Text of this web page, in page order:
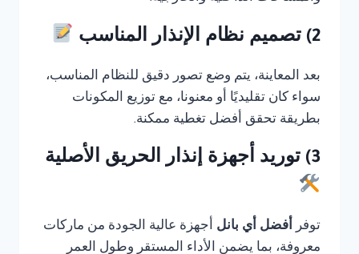
2) تصميم نظام الإنذار المناسب
بعد المعاينة، يتم وضع تصور دقيق للنظام المناسب،
سواء كان تقليديًا أو معنونا، مع توزيع المكونات
بطريقة تحقق أفضل تغطية ممكنة.
3) توريد أجهزة إنذار الحريق الأصلية
توفر أفضل أي بانل أجهزة عالية الجودة من ماركات
معروفة، بما يضمن الأداء المستقر وطول العمر